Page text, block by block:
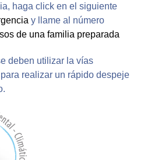
haga click en el siguiente
y llame al número
de una familia preparada
deben utilizar la vías
realizar un rápido despeje